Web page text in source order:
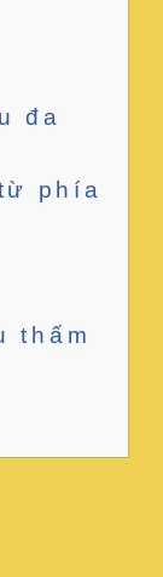
đa
phía
thấm